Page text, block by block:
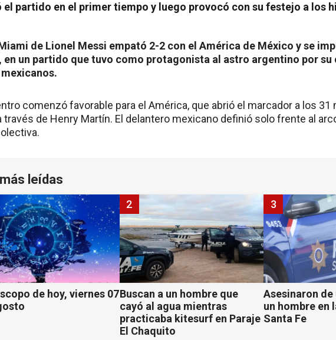
el partido en el primer tiempo y luego provocó con su festejo a los
de Lionel Messi empató 2-2 con el América de México y se
en un partido que tuvo como protagonista al astro argentino por su
comenzó favorable para el América, que abrió el marcador a los
través de Henry Martín. El delantero mexicano definió solo frente al
leídas
de hoy, viernes 07Buscan a un hombre que
cayó al agua mientras
practicaba kitesurf en Paraje
El Chaquito
2
Asesinaron
un hombre en
Santa Fe
3